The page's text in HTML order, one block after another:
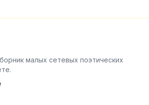
малых сетевых поэтических